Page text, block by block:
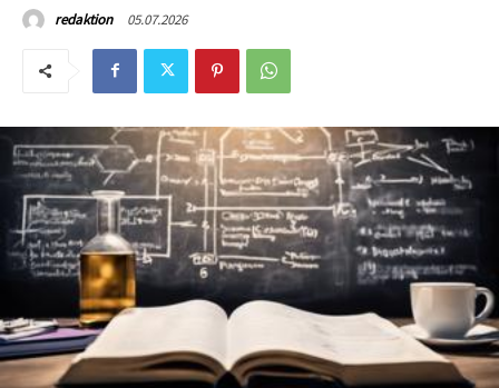
redaktion 05.07.2026